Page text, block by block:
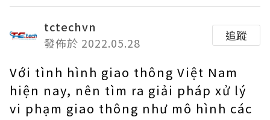
tctechvn
發佈於 2022.05.28
追蹤
Với tình hình giao thông Việt Nam
hiện nay, nên tìm ra giải pháp xử lý
vi phạm giao thông như mô hình các